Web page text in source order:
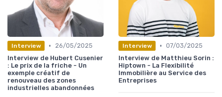
Interview •
26/05/2025
Interview de Hubert Cusenier
: Le prix de la friche - Un
exemple créatif de
renouveau des zones
industrielles abandonnées
Interview • 07/03/2025
Interview de Matthieu Sorin :
Hiptown - La Flexibilité
Immobilière au Service des
Entreprises